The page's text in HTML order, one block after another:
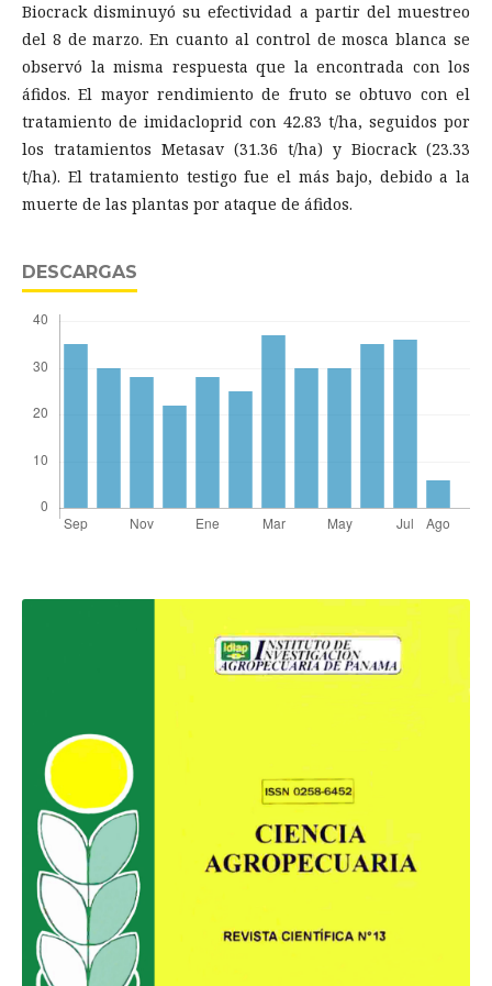
Biocrack disminuyó su efectividad a partir del muestreo
del 8 de marzo. En cuanto al control de mosca blanca se
observó la misma respuesta que la encontrada con los
áfidos. El mayor rendimiento de fruto se obtuvo con el
tratamiento de imidacloprid con 42.83 t/ha, seguidos por
los tratamientos Metasav (31.36 t/ha) y Biocrack (23.33
t/ha). El tratamiento testigo fue el más bajo, debido a la
muerte de las plantas por ataque de áfidos.
DESCARGAS